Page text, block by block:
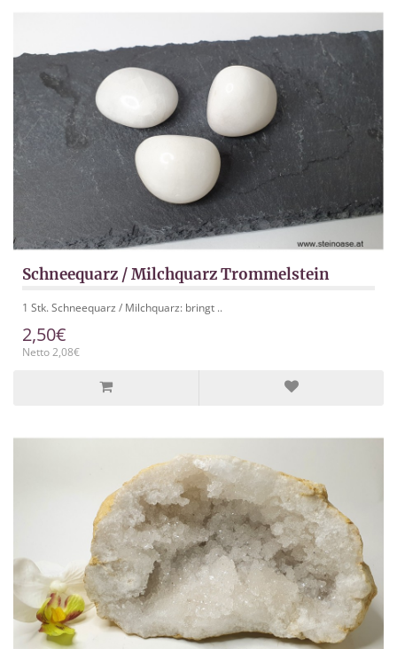
Schneequarz / Milchquarz Trommelstein
1 Stk. Schneequarz / Milchquarz: bringt ..
2,50€
Netto 2,08€